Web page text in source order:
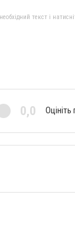
текст і
0,0